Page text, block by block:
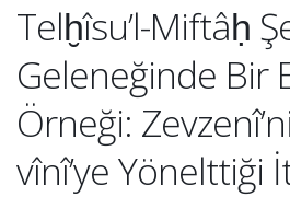
Telḫîsu’l-Miftâḥ
Geleneğinde Bir
Örneği:
vînî’ye Yönelttiği